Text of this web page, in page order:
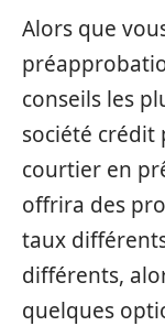
Alors que
conseils les
société crédit
courtier en
offrira des
taux
différents,
quelques